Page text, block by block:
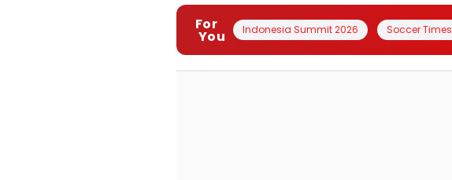
For
You Indonesia Summit 2026 Soccer Times